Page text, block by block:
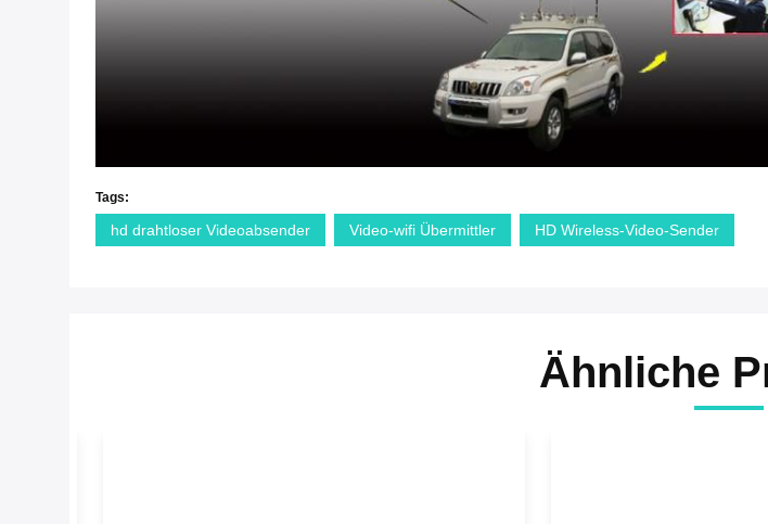
Tags:
hd drahtloser Videoabsender Video-wifi Übermittler HD Wireless-Video-Sender
Ähnliche